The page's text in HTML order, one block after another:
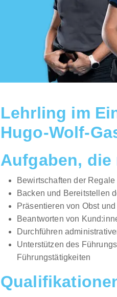
Lehrling im
Hugo-Wolf-
Aufgaben, die
Bewirtschaften der
Backen und Bereitstellen
Präsentieren von Obst
Beantworten von
Durchführen
Unterstützen des
Führungstätigkeiten